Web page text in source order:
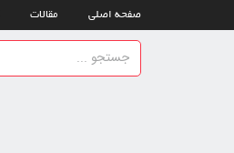
صفحه اصلی مقالات